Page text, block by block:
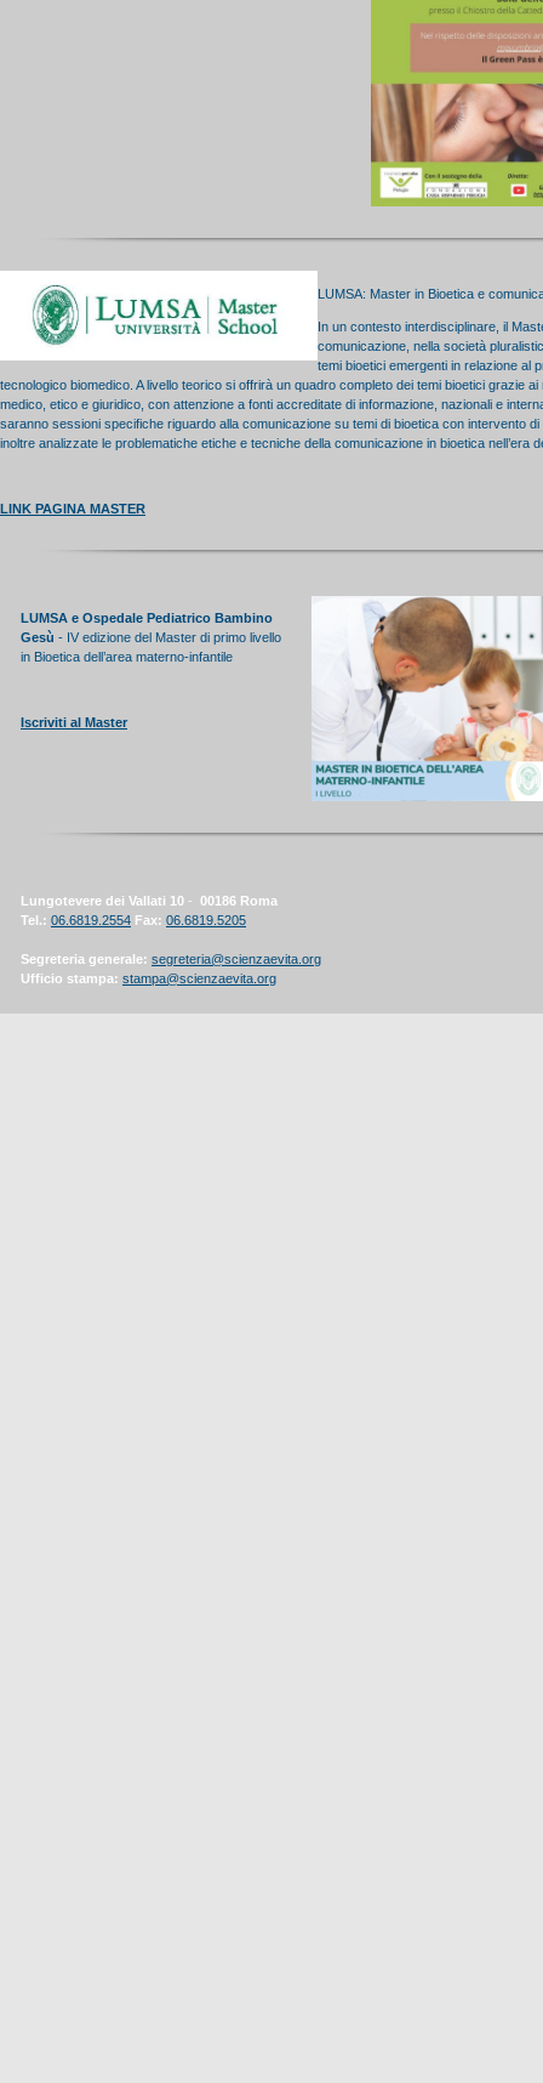
LUMSA: Master in Bioetica e
In un contesto interdisciplinare, il
comunicazione, nella società
temi bioetici emergenti in relazione al
tecnologico biomedico. A livello teorico si offrirà un quadro completo dei temi bioetici grazie
medico, etico e giuridico, con attenzione a fonti accreditate di informazione, nazionali e
saranno sessioni specifiche riguardo alla comunicazione su temi di bioetica con intervento
inoltre analizzate le problematiche etiche e tecniche della comunicazione in bioetica nell’era
LINK PAGINA MASTER
LUMSA e Ospedale Pediatrico Bambino
Gesù - IV edizione del Master di primo livello
in Bioetica dell’area materno-infantile
Iscriviti al Master
Lungotevere dei Vallati 10 - 00186 Roma
Tel.: 06.6819.2554 Fax: 06.6819.5205
Segreteria generale: segreteria@scienzaevita.org
Ufficio stampa: stampa@scienzaevita.org